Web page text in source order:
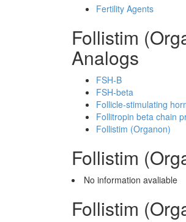
Fertility Agents
Follistim
Analogs
FSH-B
FSH-beta
Follicle-stimulating
Follitropin beta chain
Follistim (Organon)
Follistim
No information avaliable
Follistim